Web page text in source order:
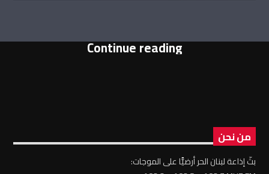
Continue reading
من نحن
بثّ إذاعة لبنان الحر أرضيًّا على الموجات: